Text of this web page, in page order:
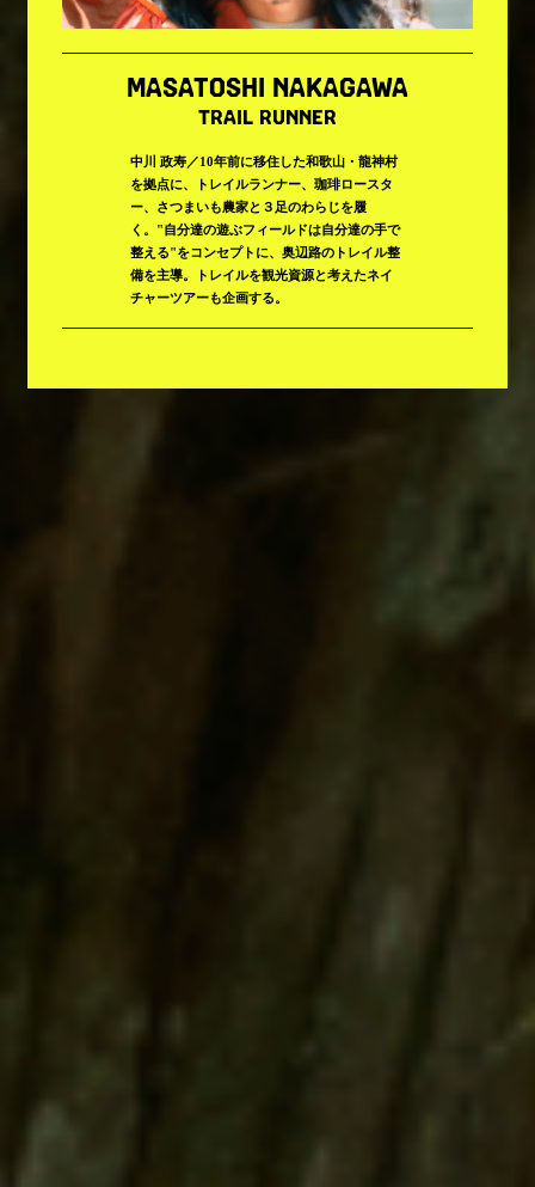
MASATOSHI NAKAGAWA
TRAIL RUNNER
中川 政寿／10年前に移住した和歌山・龍神村
を拠点に、トレイルランナー、珈琲ロースタ
ー、さつまいも農家と３足のわらじを履
く。"自分達の遊ぶフィールドは自分達の手で
整える"をコンセプトに、奥辺路のトレイル整
備を主導。トレイルを観光資源と考えたネイ
チャーツアーも企画する。